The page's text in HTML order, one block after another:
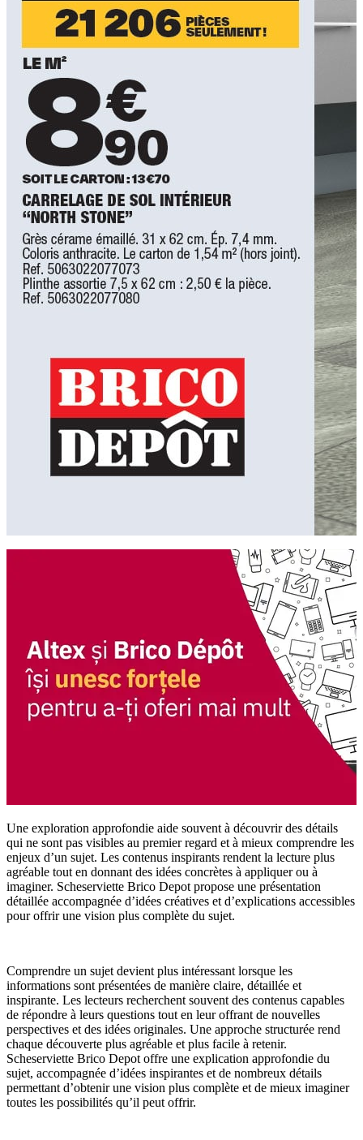
Une exploration approfondie aide souvent à découvrir des détails
qui ne sont pas visibles au premier regard et à mieux comprendre les
enjeux d’un sujet. Les contenus inspirants rendent la lecture plus
agréable tout en donnant des idées concrètes à appliquer ou à
imaginer. Scheserviette Brico Depot propose une présentation
détaillée accompagnée d’idées créatives et d’explications accessibles
pour offrir une vision plus complète du sujet.
Comprendre un sujet devient plus intéressant lorsque les
informations sont présentées de manière claire, détaillée et
inspirante. Les lecteurs recherchent souvent des contenus capables
de répondre à leurs questions tout en leur offrant de nouvelles
perspectives et des idées originales. Une approche structurée rend
chaque découverte plus agréable et plus facile à retenir.
Scheserviette Brico Depot offre une explication approfondie du
sujet, accompagnée d’idées inspirantes et de nombreux détails
permettant d’obtenir une vision plus complète et de mieux imaginer
toutes les possibilités qu’il peut offrir.